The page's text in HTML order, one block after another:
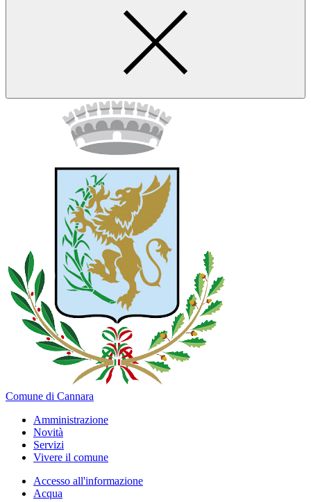
Comune di Cannara
Amministrazione
Novità
Servizi
Vivere il comune
Accesso all'informazione
Acqua